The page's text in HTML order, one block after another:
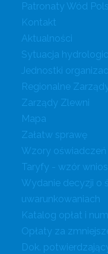
Patronaty Wód
Kontakt
Aktualności
Sytuacja
Jednostki
Regionalne
Zarządy Zlewni
Mapa
Załatw sprawę
Wzory oświadczeń
Taryfy - wzór
Wydanie decyzji o
uwarunkowaniach
Katalog opłat i
Opłaty za
Dok.